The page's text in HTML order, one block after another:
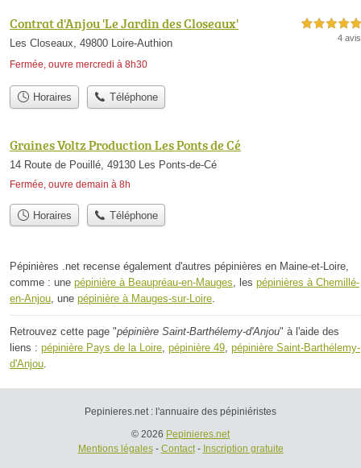
Contrat d'Anjou 'Le Jardin des Closeaux'
Les Closeaux, 49800 Loire-Authion
Fermée, ouvre mercredi à 8h30
5,0 étoiles sur 5
4 avis
Horaires Téléphone
Graines Voltz Production Les Ponts de Cé
14 Route de Pouillé, 49130 Les Ponts-de-Cé
Fermée, ouvre demain à 8h
Horaires Téléphone
Pépinières .net recense également d'autres pépinières en Maine-et-Loire,
comme : une pépinière à Beaupréau-en-Mauges , les pépinières à Chemillé-
en-Anjou , une pépinière à Mauges-sur-Loire
Retrouvez cette page "pépinière Saint-Barthélemy-d'Anjou" à l'aide des
liens : pépinière Pays de la Loire pépinière 49 pépinière Saint-Barthélemy-
d'Anjou
Pepinieres.net : l'annuaire des pépiniéristes
© 2026 Pepinieres.net
Mentions légales- Contact- Inscription gratuite